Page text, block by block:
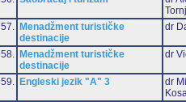
57.
Menadžment turističke
destinacije
dr
58.
Menadžment turističke
destinacije
dr
59. Engleski jezik "A" 3
dr